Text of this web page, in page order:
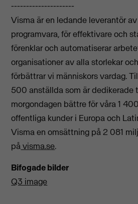
---------------------
Visma är en ledande leverantör
programvara, för effektivare och
förenklar och automatiserar
organisationer av alla storlekar
förbättrar vi människors vardag.
500 anställda som är dedikerade
morgondagen bättre för våra 1
offentliga kunder i Europa och
Visma en omsättning på 2 081
påvisma.se.
Bifogade bilder
Q3 image